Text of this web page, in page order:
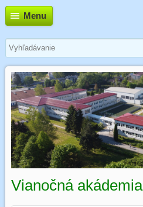
Menu
Vianočná akádemia